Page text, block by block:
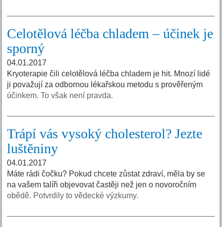
Celotělová léčba chladem – účinek je
sporný
04.01.2017
Kryoterapie čili celotělová léčba chladem je hit. Mnozí lidé
ji považují za odbornou lékařskou metodu s prověřeným
účinkem. To však není pravda.
Trápí vás vysoký cholesterol? Jezte
luštěniny
04.01.2017
Máte rádi čočku? Pokud chcete zůstat zdraví, měla by se
na vašem talíři objevovat častěji než jen o novoročním
obědě. Potvrdily to vědecké výzkumy.